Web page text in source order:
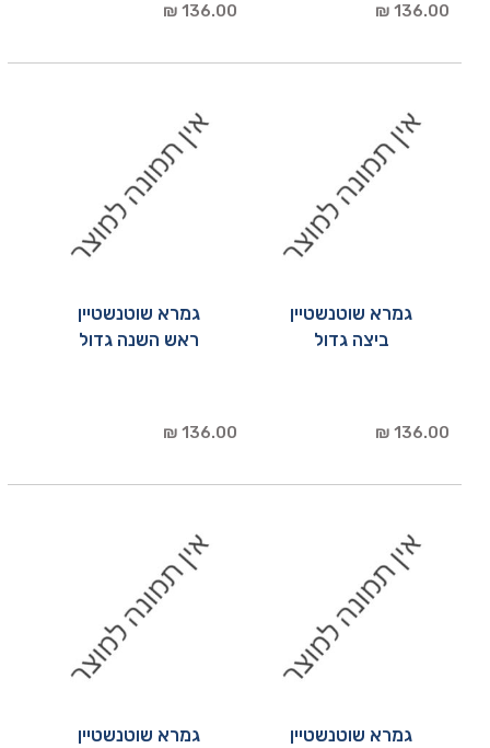
136.00 ₪
136.00 ₪
גמרא שוטנשטיין
ביצה גדול
136.00 ₪
גמרא שוטנשטיין
ראש השנה גדול
136.00 ₪
גמרא שוטנשטיין
גמרא שוטנשטיין